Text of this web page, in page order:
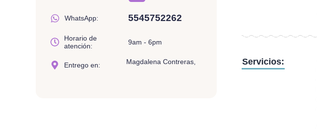
WhatsApp: 5545752262
Horario de
atención:
9am - 6pm
Entrego en: Magdalena Contreras, Servicios: